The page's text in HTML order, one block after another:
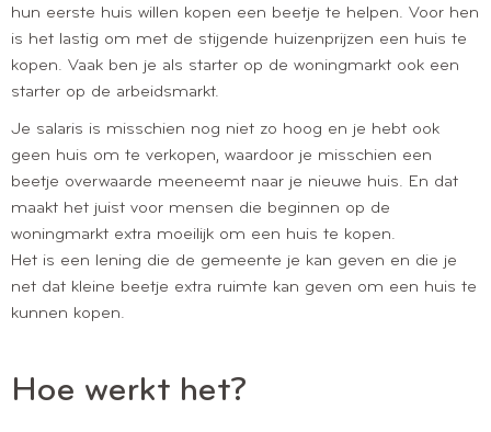
hun eerste huis willen kopen een beetje te helpen. Voor hen
is het lastig om met de stijgende huizenprijzen een huis te
kopen. Vaak ben je als starter op de woningmarkt ook een
starter op de arbeidsmarkt.
Je salaris is misschien nog niet zo hoog en je hebt ook
geen huis om te verkopen, waardoor je misschien een
beetje overwaarde meeneemt naar je nieuwe huis. En dat
maakt het juist voor mensen die beginnen op de
woningmarkt extra moeilijk om een huis te kopen.
Het is een lening die de gemeente je kan geven en die je
net dat kleine beetje extra ruimte kan geven om een huis te
kunnen kopen.
Hoe werkt het?